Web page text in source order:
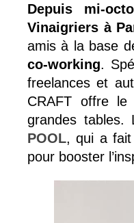
Depuis mi-
Vinaigriers à
amis à la base
co-working.
freelances et
CRAFT offre
grandes
POOL, qui a fait
pour booster